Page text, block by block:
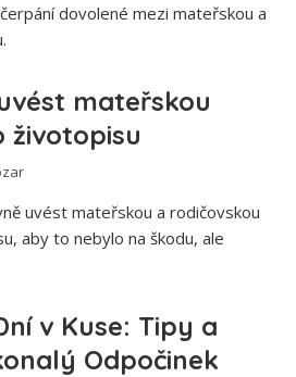
dovolené mezi mateřskou a
mateřskou
životopisu
uvést mateřskou a rodičovskou
aby to nebylo na škodu, ale
v Kuse: Tipy a
Odpočinek